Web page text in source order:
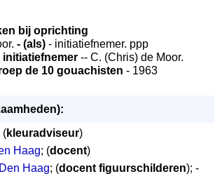
bij oprichting
- (als) - initiatiefnemer. ppp
initiatiefnemer -- C. (Chris) de Moor.
de 10 gouachisten - 1963
(kleuradviseur)
Haag; (docent)
Haag; (docent figuurschilderen); -